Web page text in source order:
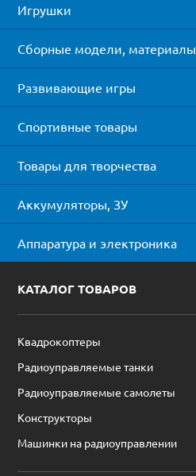
Игрушки
Сборные модели, материалы
Развивающие игры
Спортивные товары
Товары для творчества
Аккумуляторы, ЗУ
Аппаратура и электроника
КАТАЛОГ ТОВАРОВ
Квадрокоптеры
Радиоуправляемые танки
Радиоуправляемые самолеты
Конструкторы
Машинки на радиоуправлении